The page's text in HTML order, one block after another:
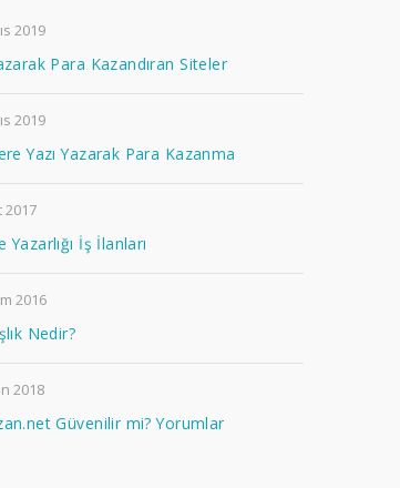
2019
Para Kazandıran Siteler
2019
Yazı Yazarak Para Kazanma
2017
Yazarlığı İş İlanları
2016
Nedir?
2018
Güvenilir mi? Yorumlar